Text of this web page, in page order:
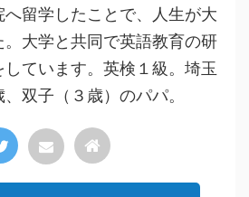
留学したことで、人生が大
。大学と共同で英語教育の研
ています。英検１級。埼玉
双子（３歳）のパパ。